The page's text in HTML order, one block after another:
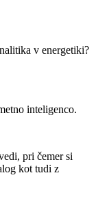
v energetiki?
inteligenco.
pri čemer si
kot tudi z